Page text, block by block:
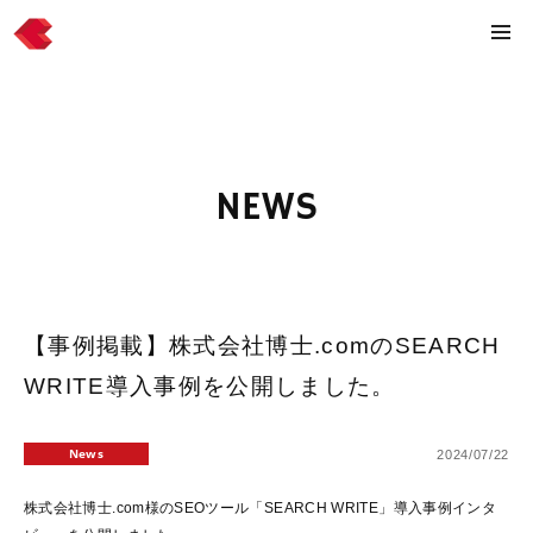
NEWS
【事例掲載】株式会社博士.comのSEARCH
WRITE導入事例を公開しました。
2024/07/22
News
株式会社博士.com様のSEOツール「SEARCH WRITE」導入事例インタ